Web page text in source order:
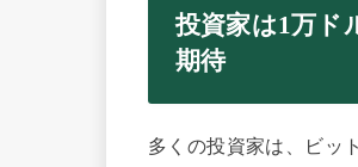
投資家は1万ド
期待
多くの投資家は、ビッ